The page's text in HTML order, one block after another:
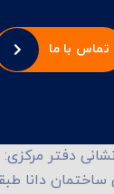
تماس با ما
دفتر مرکزی:
دانا